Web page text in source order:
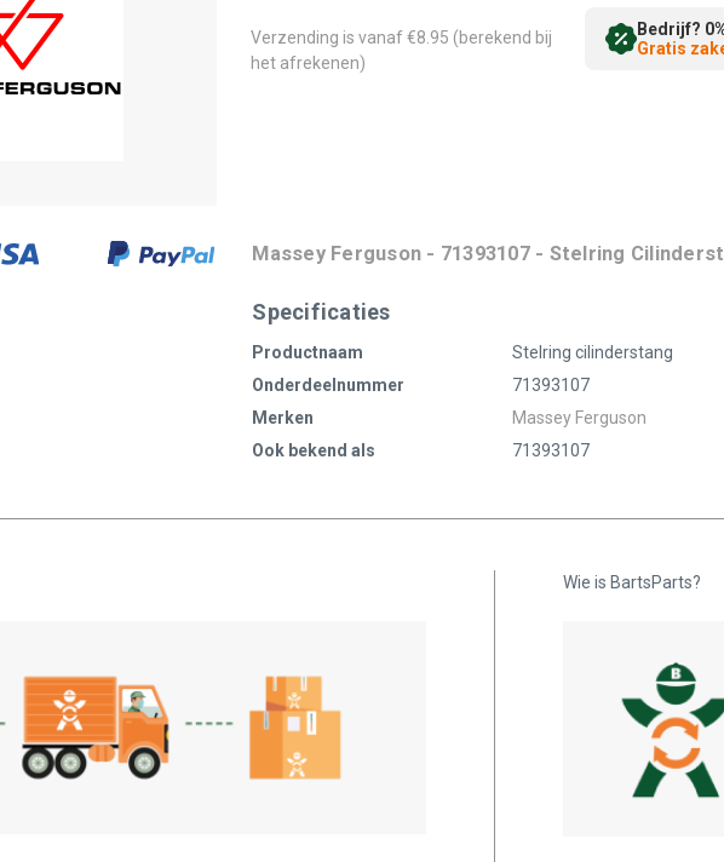
Verzending is vanaf €8.95 (berekend bij
het afrekenen)
Bedrijf?
Gratis
Massey Ferguson - 71393107 - Stelring
Specificaties
Productnaam
Stelring cilinderstang
Onderdeelnummer
71393107
Merken
Massey Ferguson
Ook bekend als
71393107
Wie is BartsParts?